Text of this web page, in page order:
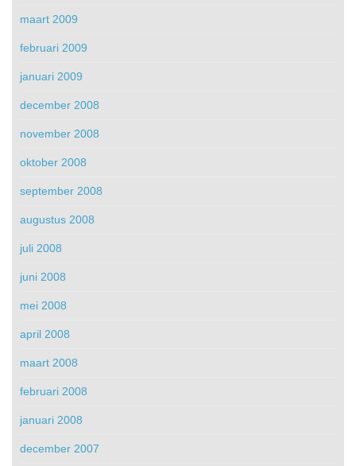
maart 2009
februari 2009
januari 2009
december 2008
november 2008
oktober 2008
september 2008
augustus 2008
juli 2008
juni 2008
mei 2008
april 2008
maart 2008
februari 2008
januari 2008
december 2007